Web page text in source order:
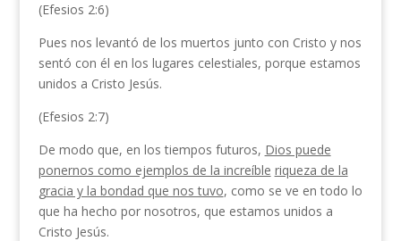
(Efesios 2:6)
Pues nos levantó de los muertos junto con Cristo y nos
sentó con él en los lugares celestiales, porque estamos
unidos a Cristo Jesús.
(Efesios 2:7)
De modo que, en los tiempos futuros, Dios puede
ponernos como ejemplos de la increíble riqueza de la
gracia y la bondad que nos tuvo, como se ve en todo lo
que ha hecho por nosotros, que estamos unidos a
Cristo Jesús.